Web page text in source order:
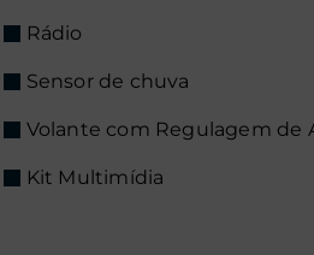
Rádio
Sensor de chuva
Volante com Regulagem de
Kit Multimídia